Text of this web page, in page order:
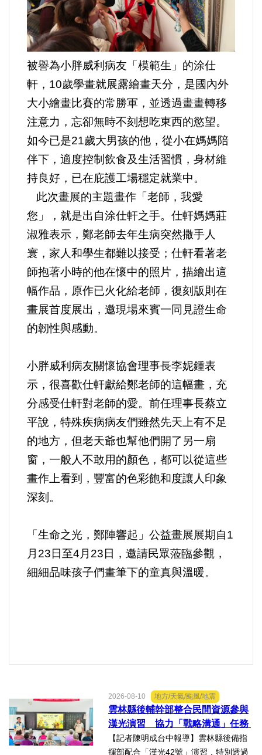
被譽為小胖威利病友「模範生」的涂仕
軒，10歲學畫就展露繪畫天分，是國內外
大小繪畫比賽的常勝軍，並透過畫畫轉移
注意力，忘卻無時不刻想吃東西的慾望。
如今已是21歲大男孩的他，從小在媽媽陪
伴下，適度控制飲食及生活習慣，身材維
持良好，已在庇護工場穩定就業中。
此次畫展的主題畫作「老師，我愛
您」，就是出自涂仕軒之手。仕軒媽媽莊
淑雅表示，鄭老師去年生病突然撒手人
寰，家人和學生都難以接受；仕軒看著老
師抱著小時的他在懷中的照片，描繪出這
幅作品，原作已火化給老師，復刻版則在
畫展首度展出，邀現場來賓一同見證生命
的韌性與感動。
小胖威利病友關懷協會理事長李妮鍾表
示，很喜歡仕軒獻給鄭老師的這幅畫，充
分感受仕軒對老師的愛。前任理事長蔡立
平說，特殊疾病病友們雖然先天上有不足
的地方，但老天爺也幫他們開了另一扇
窗，一般人不敢用的顏色，都可以從這些
畫作上看到，豐富的色彩飽和度讓人印象
深刻。
「生命之光，鄭陣響起」公益畫展展期自1
月23日至4月23日，邀請民眾蒞臨參觀，
細細品味孩子們畫筆下的童真與溫暖。
2026-08-10 地方/天氣/颱風/地震
雲林縣後輔幹部整合民間資源參與
漢光演習 協力「戰略溝通」任務
【記者陳明成台中報導】雲林縣後備指
揮部配合「漢光42號」演習，特別透過